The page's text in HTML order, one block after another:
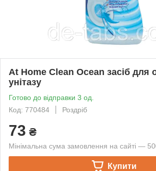
At Home Clean Ocean засіб для
унітазу
Готово до відправки 3 од.
Код: 770484
Роздріб
73 ₴
Мінімальна сума замовлення на сайті —
Купити